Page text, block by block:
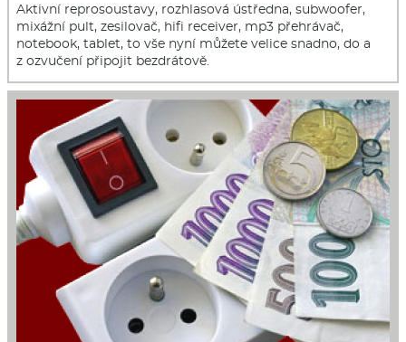
Aktivní reprosoustavy, rozhlasová ústředna, subwoofer,
mixážní pult, zesilovač, hifi receiver, mp3 přehrávač,
notebook, tablet, to vše nyní můžete velice snadno, do a
z ozvučení připojit bezdrátově.